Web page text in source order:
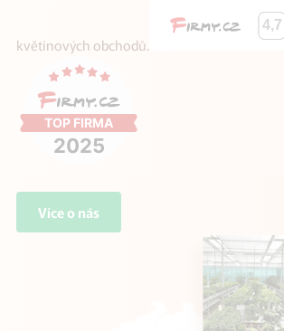
květinových obchodů.
Více o nás